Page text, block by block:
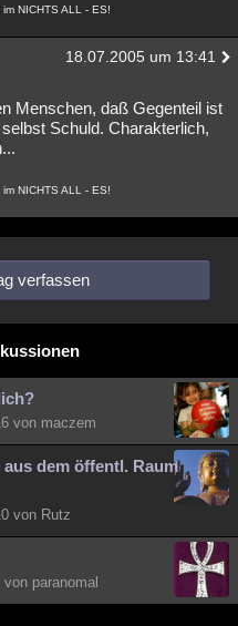
NICHTS ALL - ES!
18.07.2005 um 13:41
Menschen, daß Gegenteil ist
Schuld. Charakterlich,
NICHTS ALL - ES!
verfassen
von maczem
dem öffentl. Raum
von Rutz
paranomal